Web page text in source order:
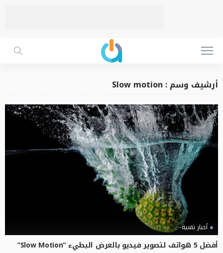
أرشيف وسم : Slow motion
أخبار تقنية
أفضل 5 هواتف لتصوير فيديو بالعرض البطيء “Slow Motion”